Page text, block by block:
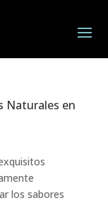
Naturales en
los sabores